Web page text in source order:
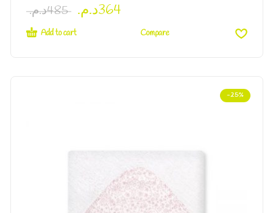
485د.م. 364د.م.
Add to cart Compare
-25%